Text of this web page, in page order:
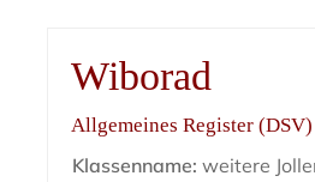
Wiborad
Allgemeines Register (DSV)
Klassenname: weitere